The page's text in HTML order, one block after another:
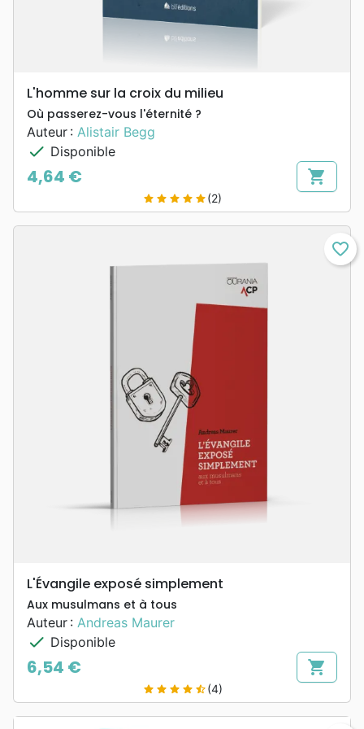
L'homme sur la croix du milieu
Où passerez-vous l'éternité ?
Auteur : Alistair Begg
check Disponible
Prix
4,64 € shopping_cart
star star star star star(2)
favorite_border
L'Évangile exposé simplement
Aux musulmans et à tous
Auteur : Andreas Maurer
check Disponible
Prix
6,54 € shopping_cart
star star star star star_half(4)